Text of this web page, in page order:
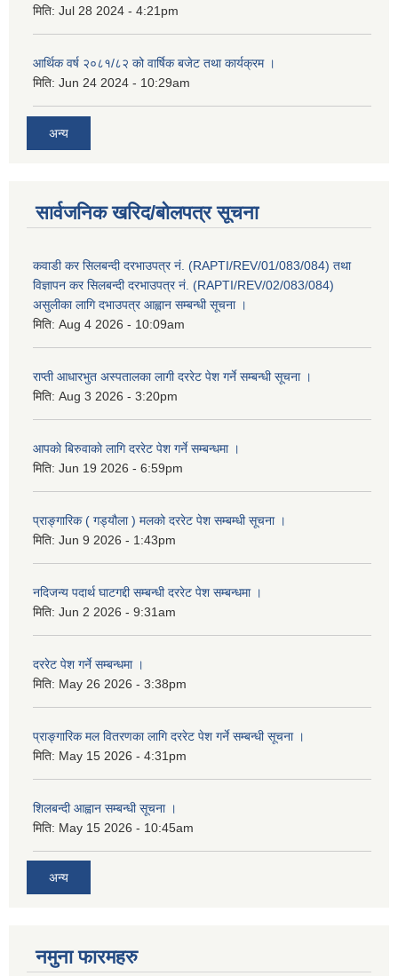
मिति: Jul 28 2024 - 4:21pm
आर्थिक वर्ष २०८१/८२ को वार्षिक बजेट तथा कार्यक्रम ।
मिति: Jun 24 2024 - 10:29am
अन्य
सार्वजनिक खरिद/बोलपत्र सूचना
कवाडी कर सिलबन्दी दरभाउपत्र नं. (RAPTI/REV/01/083/084) तथा
विज्ञापन कर सिलबन्दी दरभाउपत्र नं. (RAPTI/REV/02/083/084)
असुलीका लागि दभाउपत्र आह्वान सम्बन्धी सूचना ।
मिति: Aug 4 2026 - 10:09am
राप्ती आधारभुत अस्पतालका लागी दररेट पेश गर्ने सम्बन्धी सूचना ।
मिति: Aug 3 2026 - 3:20pm
आपकाे बिरुवाकाे लागि दररेट पेश गर्ने सम्बन्धमा ।
मिति: Jun 19 2026 - 6:59pm
प्राङ्गारिक ( गड्यौला ) मलको दररेट पेश सम्बम्धी सूचना ।
मिति: Jun 9 2026 - 1:43pm
नदिजन्य पदार्थ घाटगद्दी सम्बन्धी दररेट पेश सम्बन्धमा ।
मिति: Jun 2 2026 - 9:31am
दररेट पेश गर्ने सम्बन्धमा ।
मिति: May 26 2026 - 3:38pm
प्राङ्गारिक मल वितरणका लागि दररेट पेश गर्ने सम्बन्धी सूचना ।
मिति: May 15 2026 - 4:31pm
शिलबन्दी आह्वान सम्बन्धी सूचना ।
मिति: May 15 2026 - 10:45am
अन्य
नमुना फारमहरु